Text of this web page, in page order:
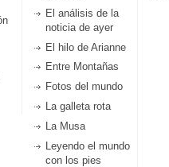
El análisis de la
noticia de ayer
El hilo de Arianne
Entre Montañas
Fotos del mundo
La galleta rota
La Musa
Leyendo el mundo
con los pies